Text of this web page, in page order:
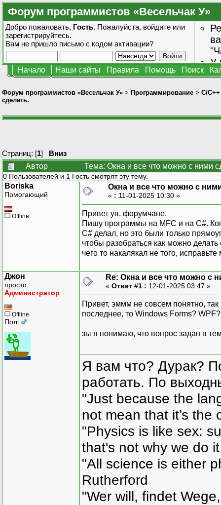
Форум программистов «Весельчак У»
Добро пожаловать, Гость. Пожалуйста, войдите или
зарегистрируйтесь.
Вам не пришло письмо с кодом активации?
У
Начало Наши сайты Правила Помощь Поиск
Форум программистов «Весельчак У» > Программирование > C/C++
сделать.
Страниц: [1] Вниз
Автор
Тема: Окна и все что можно с ними
0 Пользователей и 1 Гость смотрят эту тему.
Boriska
Помогающий
Offline
Окна и все что можно с
« : 11-01-2025 10:30 »
Привет ув. форумчане.
Пишу программы на MFC и на С#.
С# делал, но это были только
чтобы разобраться как можно
чего то накалякал не того,
Джон
просто
Администратор
Offline
Пол:
Re: Окна и все что можно с
« Ответ #1 : 12-01-2025 03:47 »
Привет, эммм не совсем понятно,
последнее, то Windows Forms? WPF?
зы я понимаю, что вопрос задан в
Я вам что? Дурак?
работать. По
"Just because the
not mean that it’s the
"Physics is like sex:
that's not why we do
"All science is either
Rutherford
"Wer will, findet